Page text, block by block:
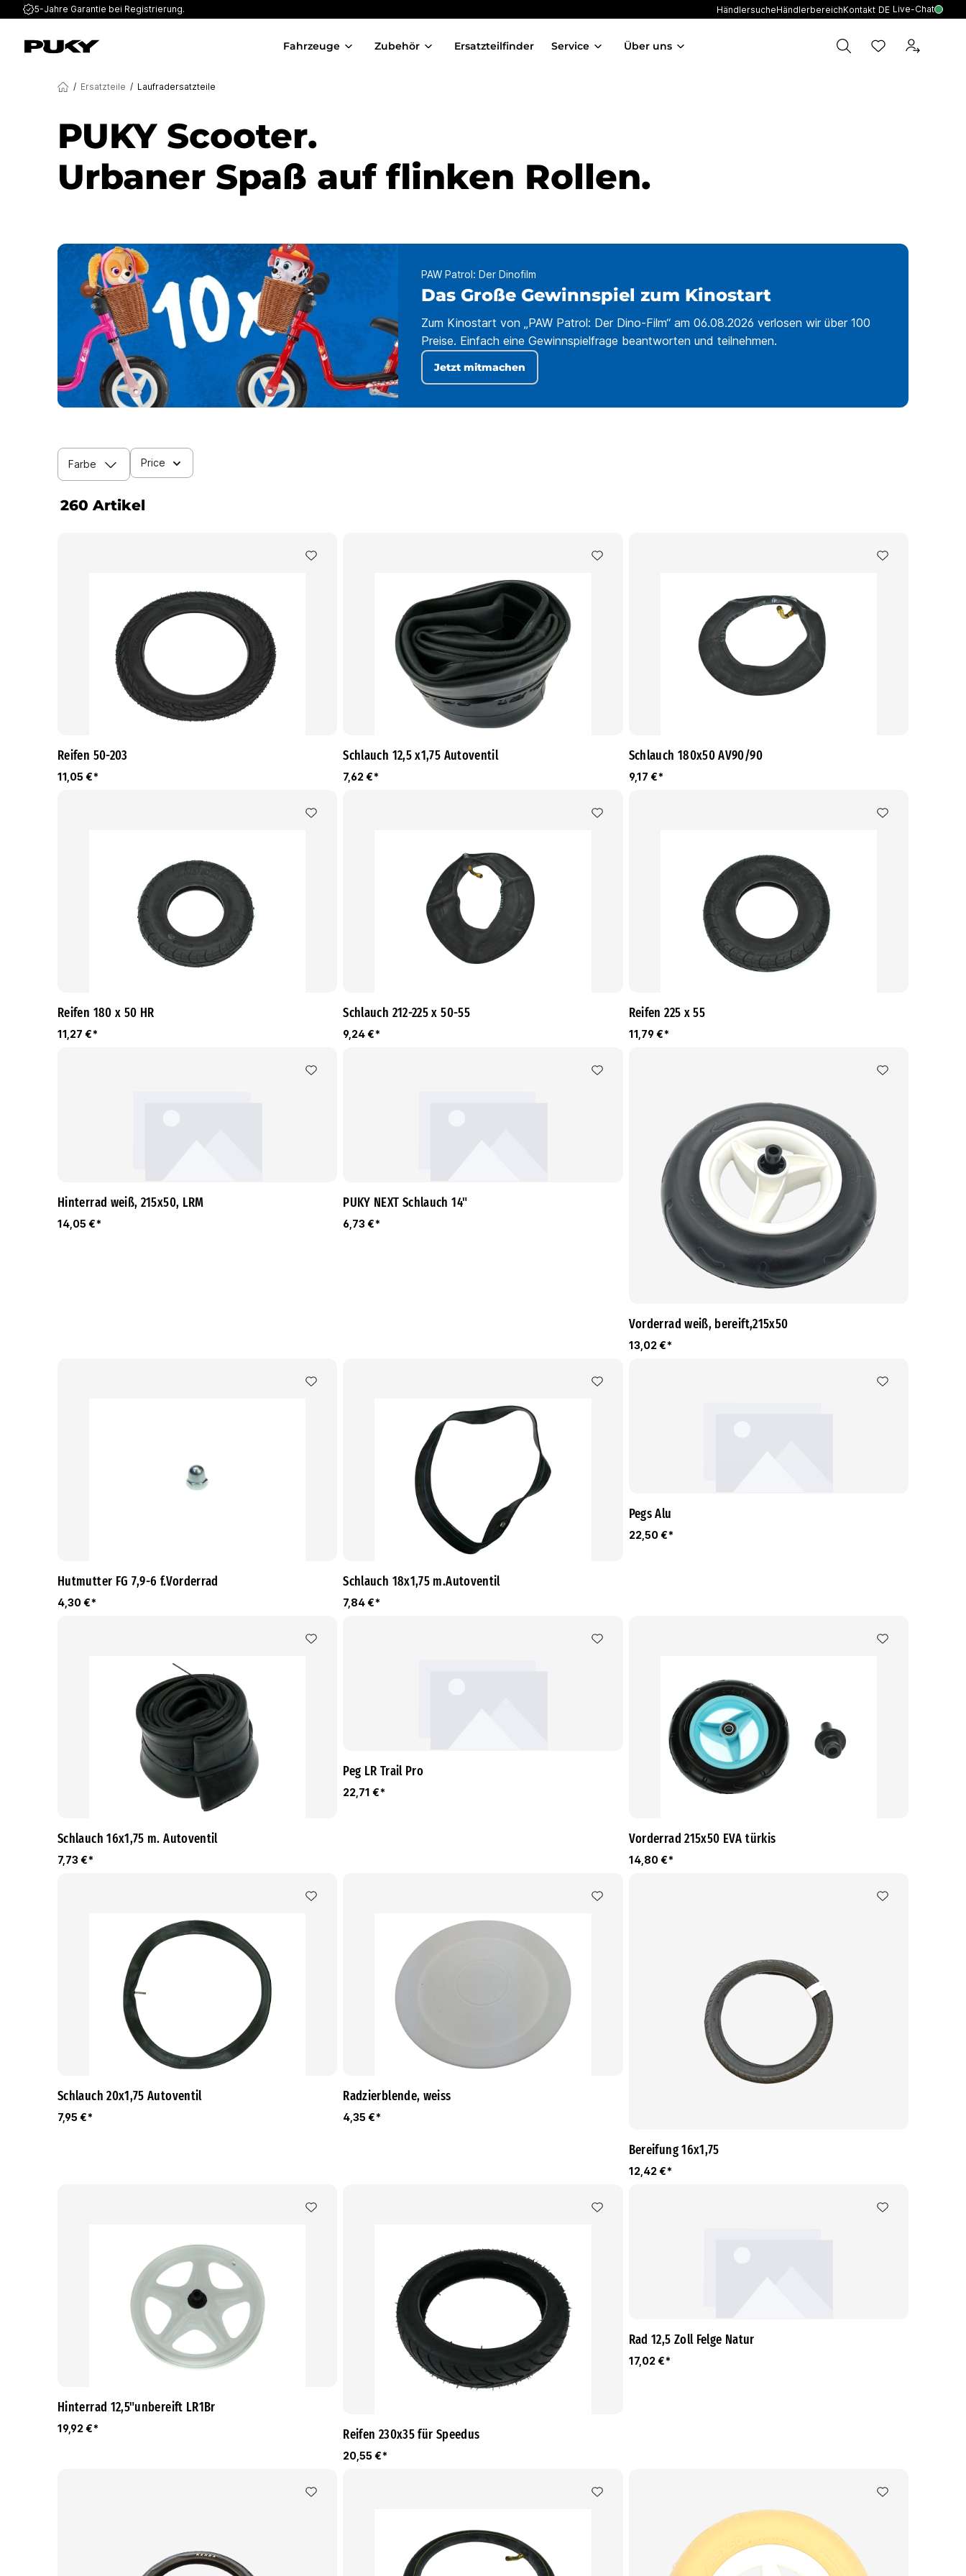
5-Jahre Garantie bei Registrierung. HändlersucheHändlerbereichKontakt DE Live-Chat
Fahrzeuge Zubehör Ersatzteilfinder Service Über uns
/ Ersatzteile / Laufradersatzteile
PUKY Scooter.
Urbaner Spaß auf flinken Rollen.
PAW Patrol: Der Dinofilm
Das Große Gewinnspiel zum Kinostart
Zum Kinostart von „PAW Patrol: Der Dino-Film“ am 06.08.2026 verlosen wir über 100
Preise. Einfach eine Gewinnspielfrage beantworten und teilnehmen.
Jetzt mitmachen
Farbe Price
260 Artikel
Reifen 50-203
11,05 €*
Schlauch 12,5 x1,75 Autoventil
7,62 €*
Schlauch 180x50 AV90/90
9,17 €*
Reifen 180 x 50 HR
11,27 €*
Schlauch 212-225 x 50-55
9,24 €*
Reifen 225 x 55
11,79 €*
Hinterrad weiß, 215x50, LRM
14,05 €*
PUKY NEXT Schlauch 14"
6,73 €*
Vorderrad weiß, bereift,215x50
13,02 €*
Hutmutter FG 7,9-6 f.Vorderrad
4,30 €*
Schlauch 18x1,75 m.Autoventil
7,84 €*
Pegs Alu
22,50 €*
Schlauch 16x1,75 m. Autoventil
7,73 €*
Peg LR Trail Pro
22,71 €*
Vorderrad 215x50 EVA türkis
14,80 €*
Schlauch 20x1,75 Autoventil
7,95 €*
Radzierblende, weiss
4,35 €*
Bereifung 16x1,75
12,42 €*
Hinterrad 12,5"unbereift LR1Br
19,92 €* Reifen 230x35 für Speedus
20,55 €*
Rad 12,5 Zoll Felge Natur
17,02 €*